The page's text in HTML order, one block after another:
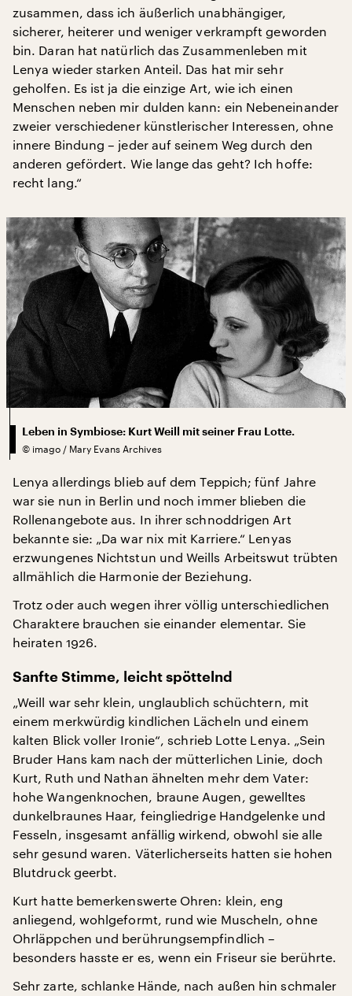
zusammen, dass ich äußerlich unabhängiger,
sicherer, heiterer und weniger verkrampft geworden
bin. Daran hat natürlich das Zusammenleben mit
Lenya wieder starken Anteil. Das hat mir sehr
geholfen. Es ist ja die einzige Art, wie ich einen
Menschen neben mir dulden kann: ein Nebeneinander
zweier verschiedener künstlerischer Interessen, ohne
innere Bindung – jeder auf seinem Weg durch den
anderen gefördert. Wie lange das geht? Ich hoffe:
recht lang.“
Leben in Symbiose: Kurt Weill mit seiner Frau Lotte.
© imago / Mary Evans Archives
Lenya allerdings blieb auf dem Teppich; fünf Jahre
war sie nun in Berlin und noch immer blieben die
Rollenangebote aus. In ihrer schnoddrigen Art
bekannte sie: „Da war nix mit Karriere.“ Lenyas
erzwungenes Nichtstun und Weills Arbeitswut trübten
allmählich die Harmonie der Beziehung.
Trotz oder auch wegen ihrer völlig unterschiedlichen
Charaktere brauchen sie einander elementar. Sie
heiraten 1926.
Sanfte Stimme, leicht spöttelnd
„Weill war sehr klein, unglaublich schüchtern, mit
einem merkwürdig kindlichen Lächeln und einem
kalten Blick voller Ironie“, schrieb Lotte Lenya. „Sein
Bruder Hans kam nach der mütterlichen Linie, doch
Kurt, Ruth und Nathan ähnelten mehr dem Vater:
hohe Wangenknochen, braune Augen, gewelltes
dunkelbraunes Haar, feingliedrige Handgelenke und
Fesseln, insgesamt anfällig wirkend, obwohl sie alle
sehr gesund waren. Väterlicherseits hatten sie hohen
Blutdruck geerbt.
Kurt hatte bemerkenswerte Ohren: klein, eng
anliegend, wohlgeformt, rund wie Muscheln, ohne
Ohrläppchen und berührungsempfindlich –
besonders hasste er es, wenn ein Friseur sie berührte.
Sehr zarte, schlanke Hände, nach außen hin schmaler